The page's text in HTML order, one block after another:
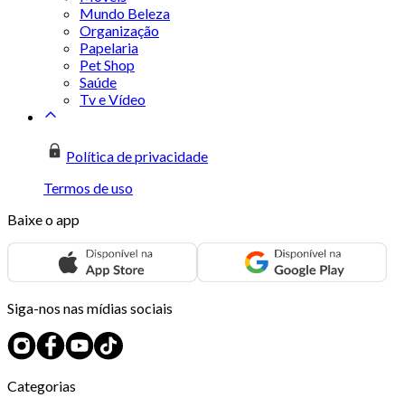
Mundo Beleza
Organização
Papelaria
Pet Shop
Saúde
Tv e Vídeo
Política de privacidade
Termos de uso
Baixe o app
Siga-nos nas mídias sociais
Categorias